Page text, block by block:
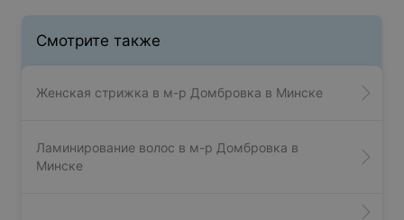
Смотрите также
Женская стрижка в м-р Домбровка в Минске
Ламинирование волос в м-р Домбровка в
Минске